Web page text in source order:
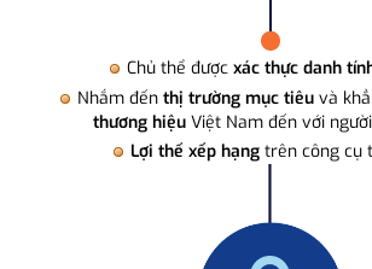
Chủ thể được xác thực danh
Nhắm đến thị trường mục tiêuvà
thương hiệuViệt Nam đến với
Lợi thế xếp hạng trên công cụ